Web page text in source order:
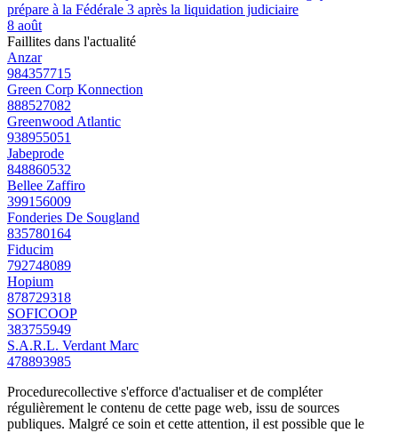
prépare à la Fédérale 3 après la liquidation judiciaire
8 août
Faillites dans l'actualité
Anzar
984357715
Green Corp Konnection
888527082
Greenwood Atlantic
938955051
Jabeprode
848860532
Bellee Zaffiro
399156009
Fonderies De Sougland
835780164
Fiducim
792748089
Hopium
878729318
SOFICOOP
383755949
S.A.R.L. Verdant Marc
478893985
Procedurecollective s'efforce d'actualiser et de compléter
régulièrement le contenu de cette page web, issu de sources
publiques. Malgré ce soin et cette attention, il est possible que le